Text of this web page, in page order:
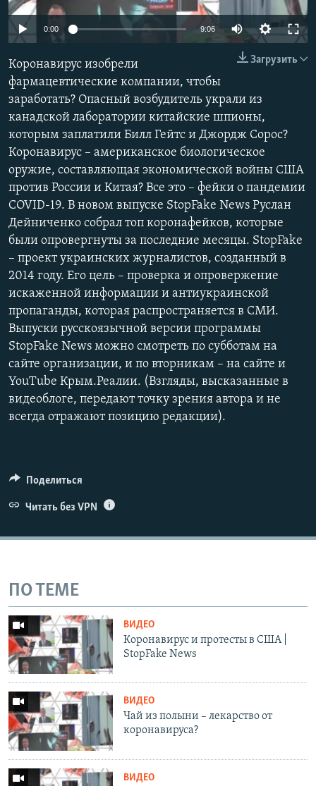
ПОБЕДИТЕЛЕЙ НЕ СУДЯТ?
КРЫМ.НЕПОКОРЕННЫЙ
ELIFBE
УКРАИНСКАЯ ПРОБЛЕМА КРЫМА
ПРИСОЕДИНЯЙТЕСЬ!
Все сайты RFE/RL
1080p
0:00 9:06
240p
480p
1080p
Загрузить
Коронавирус изобрели
фармацевтические компании, чтобы
заработать? Опасный возбудитель украли из
канадской лаборатории китайские шпионы,
которым заплатили Билл Гейтс и Джордж Сорос?
Коронавирус – американское биологическое
оружие, составляющая экономической войны США
против России и Китая? Все это – фейки о пандемии
COVID-19. В новом выпуске StopFake News Руслан
Дейниченко собрал топ коронафейков, которые
были опровергнуты за последние месяцы. StopFake
– проект украинских журналистов, созданный в
2014 году. Его цель – проверка и опровержение
искаженной информации и антиукраинской
пропаганды, которая распространяется в СМИ.
Выпуски русскоязычной версии программы
StopFake News можно смотреть по субботам на
сайте организации, и по вторникам – на сайте и
YouTube Крым.Реалии. (Взгляды, высказанные в
видеоблоге, передают точку зрения автора и не
всегда отражают позицию редакции).
Поделиться
Читать без VPN
ПО ТЕМЕ
ВИДЕО
Коронавирус и протесты в США |
StopFake News
ВИДЕО
Чай из полыни – лекарство от
коронавируса?
ВИДЕО